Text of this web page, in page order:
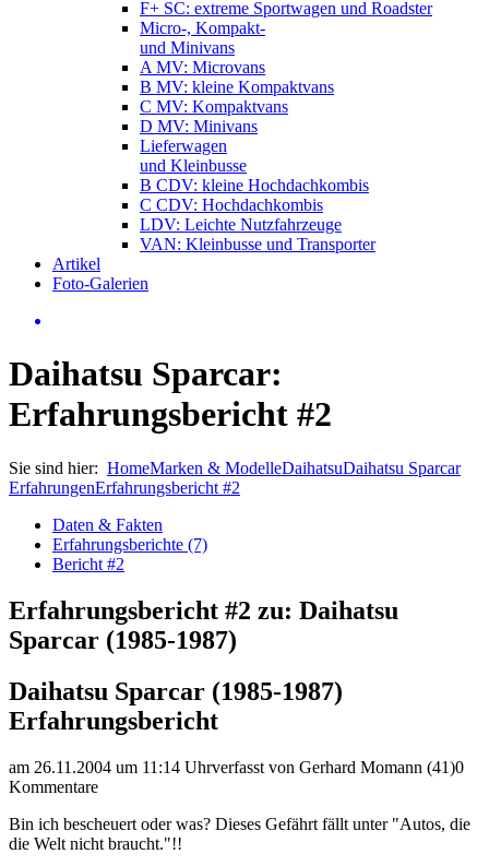
F+ SC: extreme Sportwagen und Roadster
Micro-, Kompakt-
und Minivans
A MV: Microvans
B MV: kleine Kompaktvans
C MV: Kompaktvans
D MV: Minivans
Lieferwagen
und Kleinbusse
B CDV: kleine Hochdachkombis
C CDV: Hochdachkombis
LDV: Leichte Nutzfahrzeuge
VAN: Kleinbusse und Transporter
Artikel
Foto-Galerien
Daihatsu Sparcar:
Erfahrungsbericht #2
Sie sind hier: HomeMarken & ModelleDaihatsuDaihatsu Sparcar
ErfahrungenErfahrungsbericht #2
Daten & Fakten
Erfahrungsberichte (7)
Bericht #2
Erfahrungsbericht #2 zu: Daihatsu
Sparcar (1985-1987)
Daihatsu Sparcar (1985-1987)
Erfahrungsbericht
am 26.11.2004 um 11:14 Uhrverfasst von Gerhard Momann (41)0
Kommentare
Bin ich bescheuert oder was? Dieses Gefährt fällt unter "Autos, die
die Welt nicht braucht."!!